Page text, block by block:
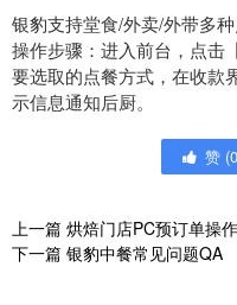
银豹支持堂食/外卖/外带多种
操作步骤：进入前台，点击
要选取的点餐方式，在收款
示信息通知后厨。
赞 (0
上一篇 烘焙门店PC预订单操
下一篇 银豹中餐常见问题QA